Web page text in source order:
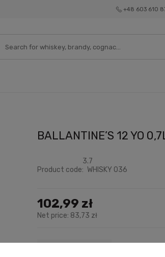
+48 603 610
BALLANTINE’S 12 YO
3.7
Product code: WHISKY 036
102,99 zł
Net price: 83,73 zł